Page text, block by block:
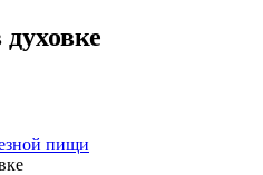
пищи